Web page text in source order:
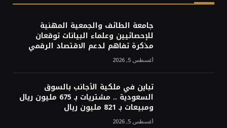
جامعة الطائف والجمعية المهنية
للإحصائيين وعلماء البيانات توقعان
مذكرة تفاهم لدعم الاقتصاد الرقمي
أغسطس 5, 2026
تباين في ملكية الأجانب بالسوق
السعودية .. مشتريات بـ 675 مليون ريال
ومبيعات بـ 821 مليون ريال
أغسطس 5, 2026